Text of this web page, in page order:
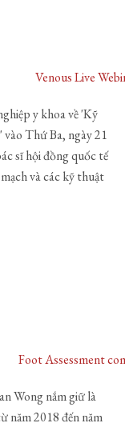
y khoa về 'Kỹ
Thứ Ba, ngày 21
sĩ hội đồng quốc tế
và các kỹ thuật
Wong nắm giữ là
năm 2018 đến năm